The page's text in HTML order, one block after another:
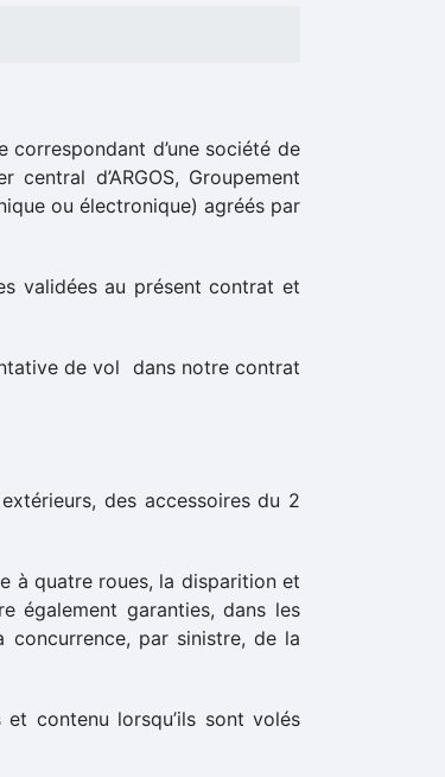
d’une société de
d’ARGOS, Groupement
ou électronique) agréés par
validées au présent contrat et
de vol dans notre contrat
des accessoires du 2
à quatre roues, la disparition et
également garanties, dans les
concurrence, par sinistre, de la
contenu lorsqu’ils sont volés